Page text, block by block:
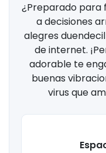
¿Preparado
a decisiones
alegres
de internet.
adorable te
buenas
virus que